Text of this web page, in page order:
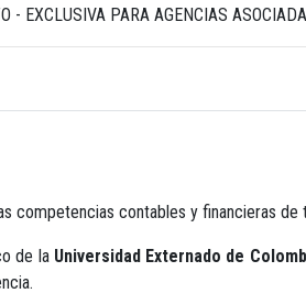
- EXCLUSIVA PARA AGENCIAS
competencias contables y financieras de
de la Universidad Externado de